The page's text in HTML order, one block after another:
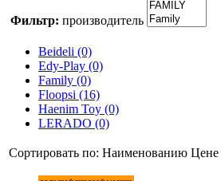
Фильтр: производитель
Beideli (0)
Edy-Play (0)
Family (0)
Floopsi (16)
Haenim Toy (0)
LERADO (0)
Сортировать по: Наименованию Цене